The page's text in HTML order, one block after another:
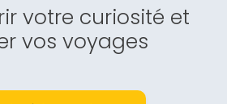
votre curiosité et
vos voyages